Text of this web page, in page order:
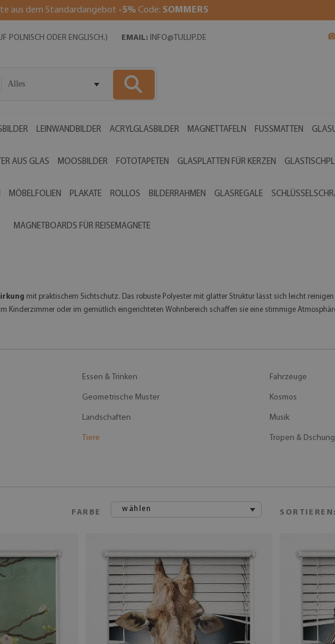
aus dem Standardangebot -5% Code: SOMMER5
POLNISCH ODER ENGLISCH.) EMAIL: INFO@TULUP.DE
Alles
LEINWANDBILDER ACRYLGLASBILDER MAGNETTAFELN FUSSMATTEN
AUS GLAS MOOSBILDER FOTOTAPETEN GLASPLATTEN FÜR KERZEN
MÖBELFOLIEN PLAKATE ROLLOS BILDERRAHMEN GLASREGALE
MAGNETBOARDS FÜR REISEMAGNETE
mit praktischem Sichtschutz. Das robuste Polyester mit glatter Struktur lässt sich leicht
Kinderzimmer oder im gemütlich eingerichteten Wohnbereich schaffen sie eine stimmige
Essen & Trinken Fahrzeuge
Geometrische Muster Kosmos
Landschaften Musik
Tiere Tropen &
FARBE wählen SORTIEREN: